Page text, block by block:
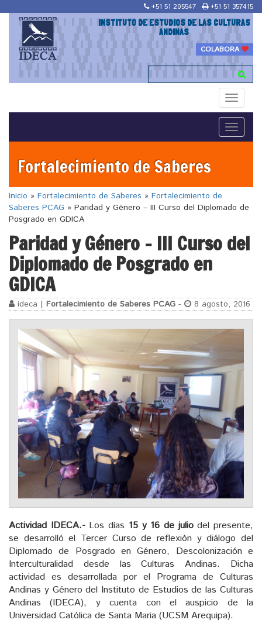
+51 51 205547 +51 51 357415
INSTITUTO DE ESTUDIOS DE LAS CULTURAS
ANDINAS
COLABORA
Toggle
Toggle
Fortalecimiento de Saberes
Inicio » Fortalecimiento de Saberes » Fortalecimiento de
Saberes PCAG » Paridad y Género – III Curso del Diplomado de
Posgrado en GDICA
Paridad y Género – III Curso del
Diplomado de Posgrado en
GDICA
ideca | Fortalecimiento de Saberes PCAG - 8 agosto, 2016
Actividad IDECA.- Los días 15 y 16 de juliodel presente,
se desarrolló el Tercer Curso de reflexión y diálogo del
Diplomado de Posgrado en Género, Descolonización e
Interculturalidad desde las Culturas Andinas. Dicha
actividad es desarrollada por el Programa de Culturas
Andinas y Género del Instituto de Estudios de las Culturas
Andinas (IDECA), y cuenta con el auspicio de la
Universidad Católica de Santa Maria (UCSM Arequipa).